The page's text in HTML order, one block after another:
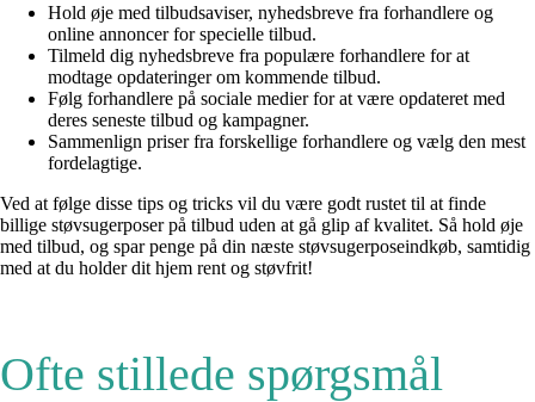
Hold øje med tilbudsaviser, nyhedsbreve fra forhandlere og
online annoncer for specielle tilbud.
Tilmeld dig nyhedsbreve fra populære forhandlere for at
modtage opdateringer om kommende tilbud.
Følg forhandlere på sociale medier for at være opdateret med
deres seneste tilbud og kampagner.
Sammenlign priser fra forskellige forhandlere og vælg den mest
fordelagtige.
Ved at følge disse tips og tricks vil du være godt rustet til at finde
billige støvsugerposer på tilbud uden at gå glip af kvalitet. Så hold øje
med tilbud, og spar penge på din næste støvsugerposeindkøb, samtidig
med at du holder dit hjem rent og støvfrit!
Ofte stillede spørgsmål